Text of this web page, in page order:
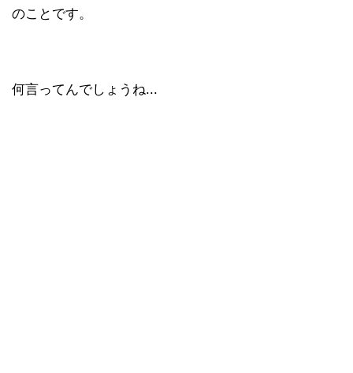
のことです。
何言ってんでしょうね...